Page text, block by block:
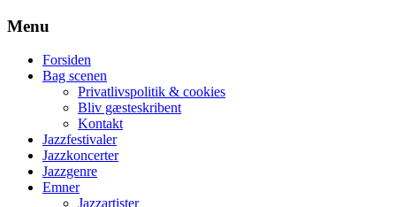
Skip
content
Menu
Forsiden
Bag scenen
Privatlivspolitik & cookies
Bliv gæsteskribent
Kontakt
Jazzfestivaler
Jazzkoncerter
Jazzgenre
Emner
Jazzartister